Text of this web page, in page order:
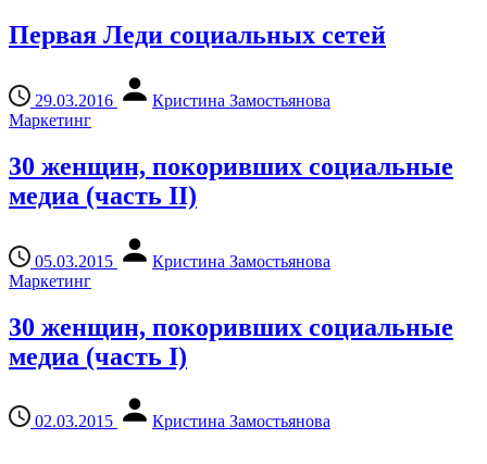
Первая Леди социальных сетей
29.03.2016
Кристина Замостьянова
Маркетинг
30 женщин, покоривших социальные
медиа (часть ІІ)
05.03.2015
Кристина Замостьянова
Маркетинг
30 женщин, покоривших социальные
медиа (часть I)
02.03.2015 Кристина Замостьянова